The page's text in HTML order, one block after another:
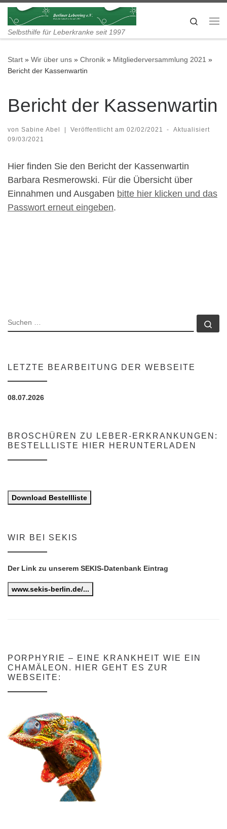
Zum Inhalt springen
Selbsthilfe für Leberkranke seit 1997
Search
Start » Wir über uns » Chronik » Mitgliederversammlung 2021 »
Bericht der Kassenwartin
Bericht der Kassenwartin
von Sabine Abel Veröffentlicht am 02/02/2021 -
Aktualisiert
09/03/2021
Hier finden Sie den Bericht der Kassenwartin
Barbara Resmerowski. Für die Übersicht über
Einnahmen und Ausgaben bitte hier klicken und das
Passwort erneut eingeben.
SUCHE
LETZTE BEARBEITUNG DER WEBSEITE
08.07.2026
BROSCHÜREN ZU LEBER-ERKRANKUNGEN:
BESTELLLISTE HIER HERUNTERLADEN
Download Bestellliste
WIR BEI SEKIS
Der Link zu unserem SEKIS-Datenbank Eintrag
www.sekis-berlin.de/...
PORPHYRIE – EINE KRANKHEIT WIE EIN
CHAMÄLEON. HIER GEHT ES ZUR
WEBSEITE: